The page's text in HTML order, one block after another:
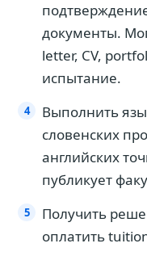
документы.
letter, CV,
испытание.
Выполнить
словенских
английских
публикует
Получить
оплатить